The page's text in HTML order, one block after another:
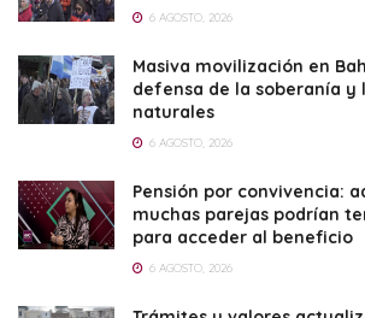
6 AGOSTO, 2026
Masiva movilización en
defensa de la soberanía y
naturales
6 AGOSTO, 2026
Pensión por convivencia:
muchas parejas podrían
para acceder al beneficio
6 AGOSTO, 2026